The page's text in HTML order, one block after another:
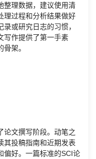
整理数据，建议使用清
理过程和分析结果做好
或研究日志的习惯，
写作提供了第一手素
架。
论文撰写阶段。动笔之
其投稿指南和近期发表
偏好。一篇标准的SCI论